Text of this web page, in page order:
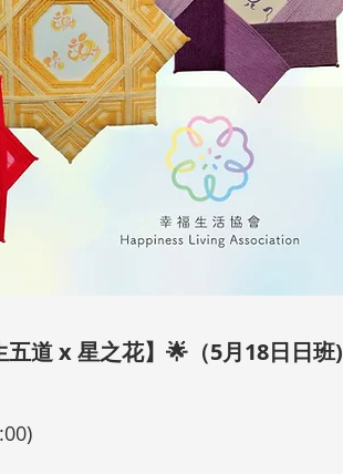
道 x 星之花】🌟（5月18日日班)